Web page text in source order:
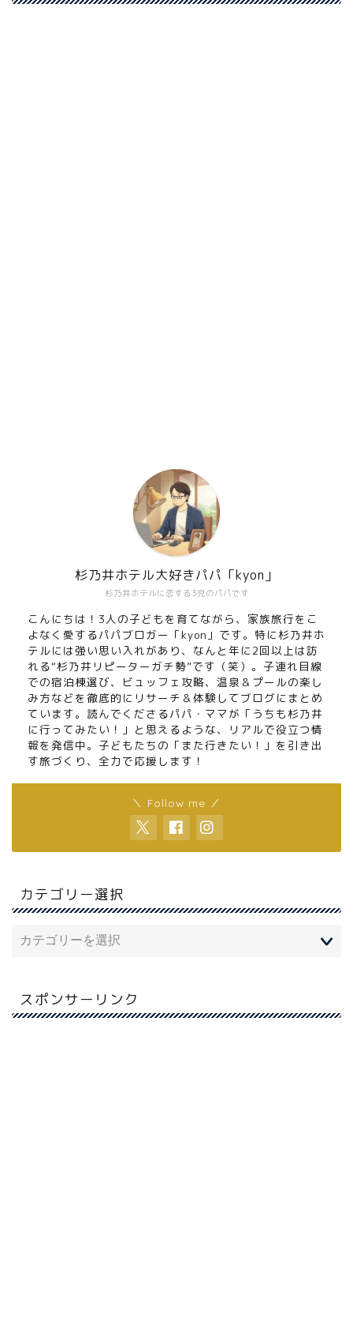
杉乃井ホテルに恋する3児のパパです
杉乃井ホテル大好きパパ「kyon」
こんにちは！3人の子どもを育てながら、家族旅行をこ
よなく愛するパパブロガー「kyon」です。特に杉乃井ホ
テルには強い思い入れがあり、なんと年に2回以上は訪
れる“杉乃井リピーターガチ勢”です（笑）。子連れ目線
での宿泊棟選び、ビュッフェ攻略、温泉＆プールの楽し
み方などを徹底的にリサーチ＆体験してブログにまとめ
ています。読んでくださるパパ・ママが「うちも杉乃井
に行ってみたい！」と思えるような、リアルで役立つ情
報を発信中。子どもたちの「また行きたい！」を引き出
す旅づくり、全力で応援します！
＼ Follow me ／
カテゴリー選択
スポンサーリンク